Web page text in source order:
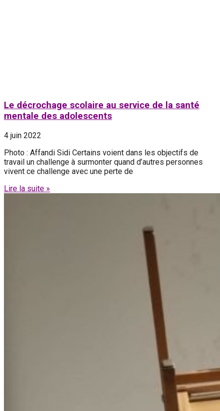
Le décrochage scolaire au service de la santé
mentale des adolescents
4 juin 2022
Photo : Affandi Sidi ‍Certains voient dans les objectifs de
travail un challenge à surmonter quand d’autres personnes
vivent ce challenge avec une perte de
Lire la suite »